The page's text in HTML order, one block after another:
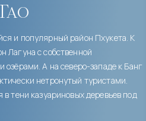
и популярный район Пхукета. К
Лагуна с собственной
озёрами. А на северо-западе к Банг
нетронутый туристами.
тени казуариновых деревьев под